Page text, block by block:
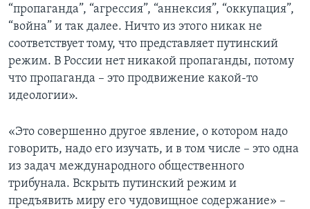
“пропаганда”, “агрессия”, “аннексия”, “оккупация”,
“война” и так далее. Ничто из этого никак не
соответствует тому, что представляет путинский
режим. В России нет никакой пропаганды, потому
что пропаганда – это продвижение какой-то
идеологии».
«Это совершенно другое явление, о котором надо
говорить, надо его изучать, и в том числе – это одна
из задач международного общественного
трибунала. Вскрыть путинский режим и
предъявить миру его чудовищное содержание» –